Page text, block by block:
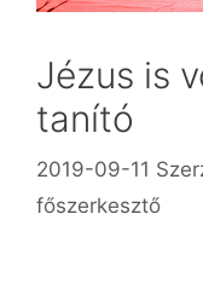
Jézus is
tanító
2019-09-11
főszerkesztő